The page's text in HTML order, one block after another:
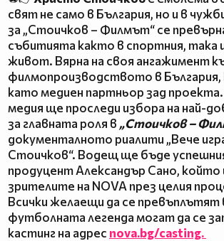
свят не само в България, но и в
за „Стоичков – Филмът“ се
събитията както в спортния, така
живот. Вярна на своя ангажимент
филмопроизводството в България,
като медиен партньор зад
медия ще проследи избора на най-
за главната роля в „Стоичков –
документалното риалити „Вече
Стоичков“. Водещ ще бъде
продуцент Александър Сано,
зрителите на NOVA през целия
Всички желаещи да се превъплътят
футболната легенда могат да се
кастинг на адрес nova.bg/casting.